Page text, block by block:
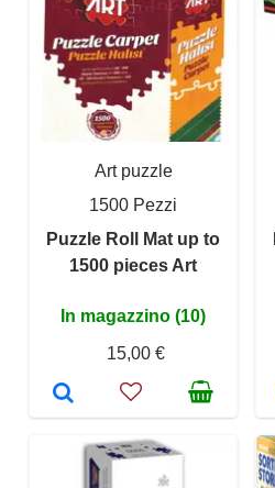
Art puzzle
1500 Pezzi
Puzzle Roll Mat up to
1500 pieces Art
In magazzino (10)
15,00 €